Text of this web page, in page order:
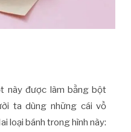
này được làm bằng bột
ta dùng những cái vồ
loại bánh trong hình này: